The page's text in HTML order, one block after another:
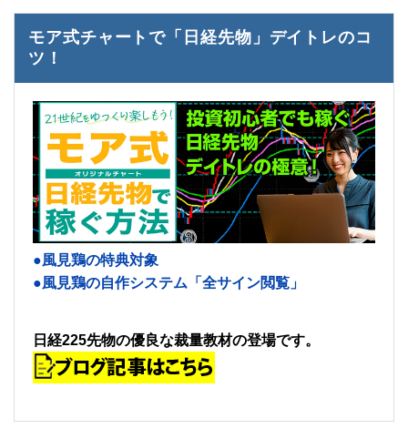
モア式チャートで「日経先物」デイトレのコ
ツ！
●風見鶏の特典対象
●風見鶏の自作システム「全サイン閲覧」
日経225先物の優良な裁量教材の登場です。